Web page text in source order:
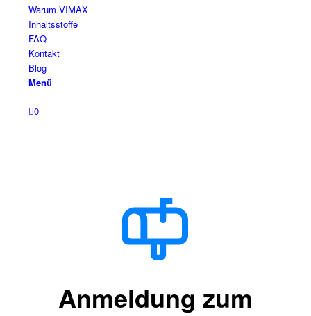
Warum VIMAX
Inhaltsstoffe
FAQ
Kontakt
Blog
Menü
0
Anmeldung zum